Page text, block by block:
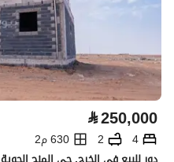
⃁250,000
4
2
630 م2